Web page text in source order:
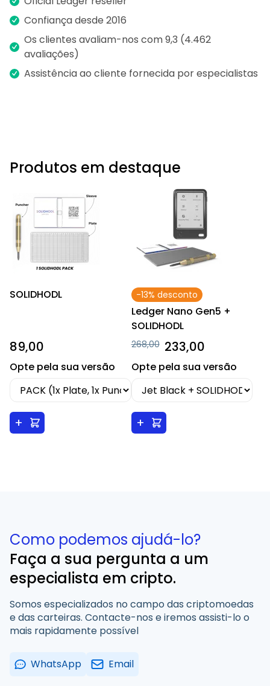
Confiança desde 2016
Os clientes avaliam-nos com 9,3 (4.462
avaliações)
Assistência ao cliente fornecida por especialistas
Produtos em destaque
SOLIDHODL
89,00
Opte pela sua versão
+
-13% desconto
Ledger Nano Gen5 +
SOLIDHODL
268,00 233,00
Opte pela sua versão
+
Como podemos ajudá-lo?
Faça a sua pergunta a um
especialista em cripto.
Somos especializados no campo das criptomoedas
e das carteiras. Contacte-nos e iremos assisti-lo o
mais rapidamente possível
WhatsApp Email